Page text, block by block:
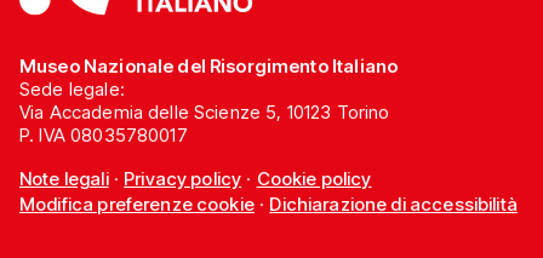
Museo Nazionale del Risorgimento Italiano
Sede legale:
Via Accademia delle Scienze 5, 10123 Torino
P. IVA 08035780017
Note legali· Privacy policy · Cookie policy
Modifica preferenze cookie· Dichiarazione di accessibilità